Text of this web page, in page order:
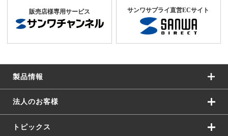
販売店様専用サービス サンワサプライ直営ECサイト
製品情報
法人のお客様
トピックス